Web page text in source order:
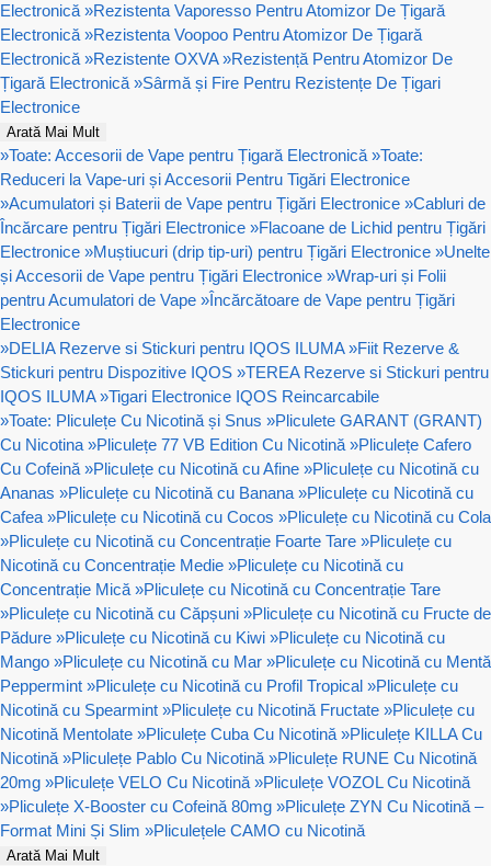
Electronică »Rezistenta Vaporesso Pentru Atomizor De Țigară
Electronică »Rezistenta Voopoo Pentru Atomizor De Țigară
Electronică »Rezistente OXVA »Rezistență Pentru Atomizor De
Țigară Electronică »Sârmă și Fire Pentru Rezistențe De Țigari
Electronice
Arată Mai Mult
»Toate: Accesorii de Vape pentru Țigară Electronică »Toate:
Reduceri la Vape-uri și Accesorii Pentru Tigări Electronice
»Acumulatori și Baterii de Vape pentru Țigări Electronice »Cabluri de
Încărcare pentru Țigări Electronice »Flacoane de Lichid pentru Țigări
Electronice »Muștiucuri (drip tip-uri) pentru Țigări Electronice »Unelte
și Accesorii de Vape pentru Țigări Electronice »Wrap-uri și Folii
pentru Acumulatori de Vape »Încărcătoare de Vape pentru Țigări
Electronice
»DELIA Rezerve si Stickuri pentru IQOS ILUMA »Fiit Rezerve &
Stickuri pentru Dispozitive IQOS »TEREA Rezerve si Stickuri pentru
IQOS ILUMA »Tigari Electronice IQOS Reincarcabile
»Toate: Pliculețe Cu Nicotină și Snus »Pliculete GARANT (GRANT)
Cu Nicotina »Pliculețe 77 VB Edition Cu Nicotină »Pliculețe Cafero
Cu Cofeină »Pliculețe cu Nicotină cu Afine »Pliculețe cu Nicotină cu
Ananas »Pliculețe cu Nicotină cu Banana »Pliculețe cu Nicotină cu
Cafea »Pliculețe cu Nicotină cu Cocos »Pliculețe cu Nicotină cu Cola
»Pliculețe cu Nicotină cu Concentrație Foarte Tare »Pliculețe cu
Nicotină cu Concentrație Medie »Pliculețe cu Nicotină cu
Concentrație Mică »Pliculețe cu Nicotină cu Concentrație Tare
»Pliculețe cu Nicotină cu Căpșuni »Pliculețe cu Nicotină cu Fructe de
Pădure »Pliculețe cu Nicotină cu Kiwi »Pliculețe cu Nicotină cu
Mango »Pliculețe cu Nicotină cu Mar »Pliculețe cu Nicotină cu Mentă
Peppermint »Pliculețe cu Nicotină cu Profil Tropical »Pliculețe cu
Nicotină cu Spearmint »Pliculețe cu Nicotină Fructate »Pliculețe cu
Nicotină Mentolate »Pliculețe Cuba Cu Nicotină »Pliculețe KILLA Cu
Nicotină »Pliculețe Pablo Cu Nicotină »Pliculețe RUNE Cu Nicotină
20mg »Pliculețe VELO Cu Nicotină »Pliculețe VOZOL Cu Nicotină
»Pliculețe X-Booster cu Cofeină 80mg »Pliculețe ZYN Cu Nicotină –
Format Mini Și Slim »Pliculețele CAMO cu Nicotină
Arată Mai Mult